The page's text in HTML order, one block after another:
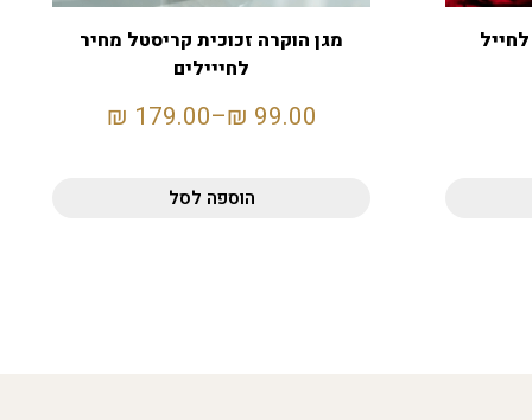
מגן הוקרה זכוכית קריסטל מחיר
לחייילים
99.00
₪
–
179.00
₪
הוספה לסל